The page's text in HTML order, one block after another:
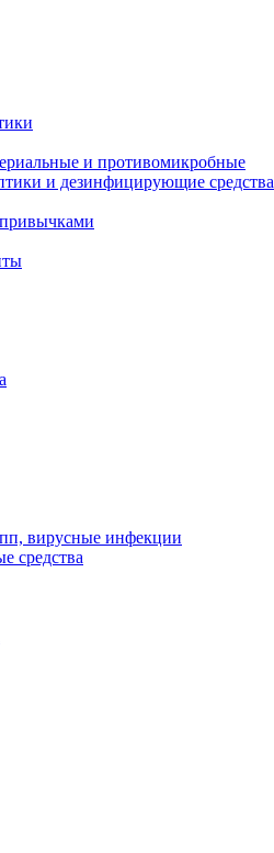
и противомикробные
и дезинфицирующие средства
вирусные инфекции
средства